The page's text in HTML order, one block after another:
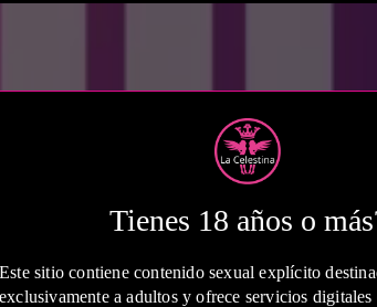
Tienes 18 años o
Este sitio contiene contenido sexual explícito
exclusivamente a adultos y ofrece servicios